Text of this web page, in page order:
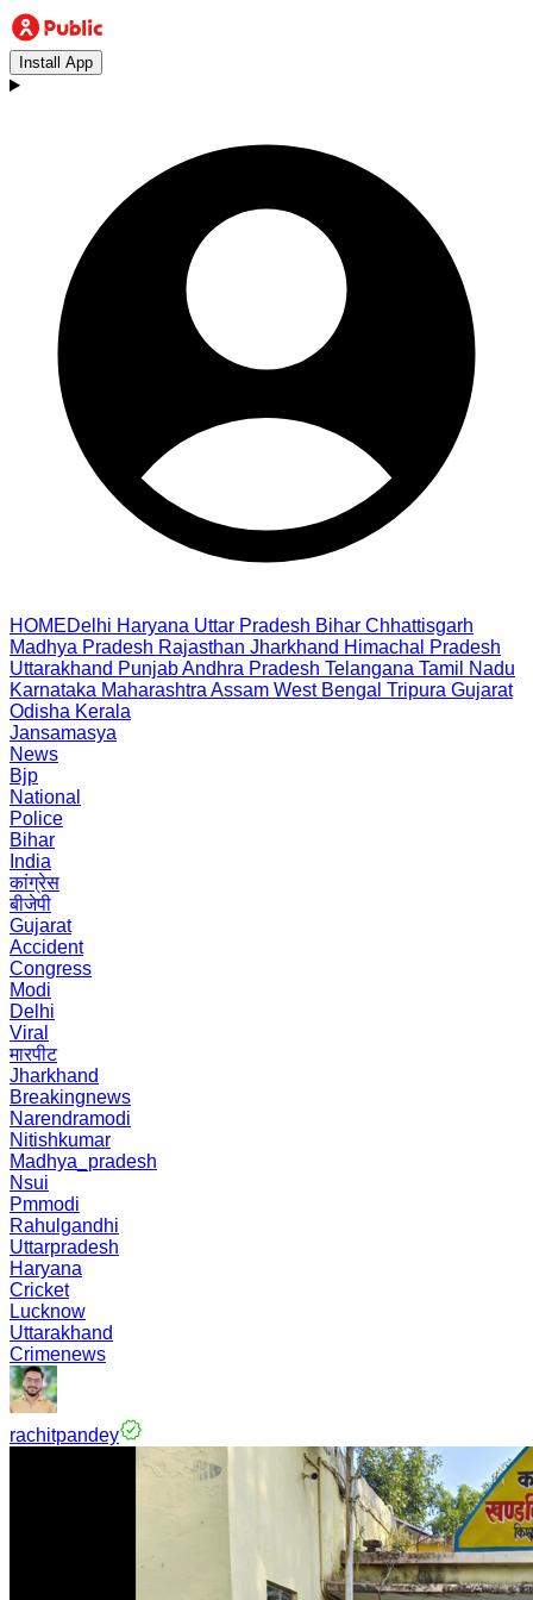
Install App
HOMEDelhi Haryana Uttar Pradesh Bihar Chhattisgarh
Madhya Pradesh Rajasthan Jharkhand Himachal Pradesh
Uttarakhand PunjabAndhra Pradesh Telangana Tamil Nadu
Karnataka Maharashtra Assam West Bengal Tripura Gujarat
Odisha Kerala
Jansamasya
News
Bjp
National
Police
Bihar
India
कांग्रेस
बीजेपी
Gujarat
Accident
Congress
Modi
Delhi
Viral
मारपीट
Jharkhand
Breakingnews
Narendramodi
Nitishkumar
Madhya_pradesh
Nsui
Pmmodi
Rahulgandhi
Uttarpradesh
Haryana
Cricket
Lucknow
Uttarakhand
Crimenews
rachitpandey